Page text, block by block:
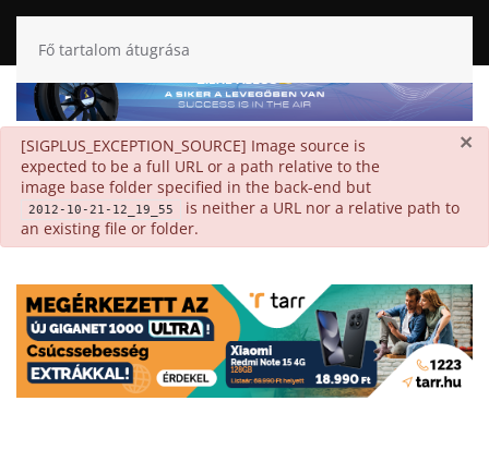
Fő tartalom átugrása
×
danger
[SIGPLUS_EXCEPTION_SOURCE] Image source is
expected to be a full URL or a path relative to the
image base folder specified in the back-end but
2012-10-21-12_19_55
is neither a URL nor a relative path to
an existing file or folder.